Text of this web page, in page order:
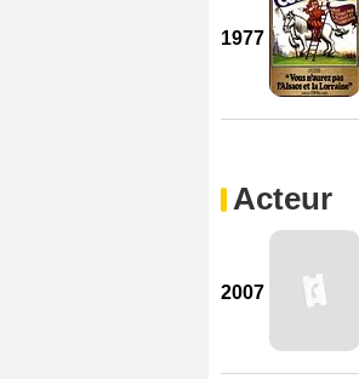
1977
Acteur
2007